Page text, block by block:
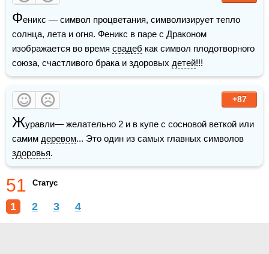
Феникс — символ процветания, символизирует тепло
солнца, лета и огня. Феникс в паре с Драконом
изображается во время свадеб как символ плодотворного
союза, счастливого брака и здоровых детей!!!
+87
Журавли— желательно 2 и в купе с сосновой веткой или
самим деревом
здоровья.
51 Статус
1 2 3 4